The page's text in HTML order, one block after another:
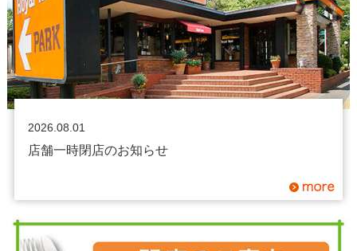
2026.08.01
店舗一時閉店のお知らせ